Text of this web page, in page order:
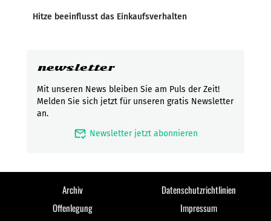
Hitze beeinflusst das Einkaufsverhalten
newsletter
Mit unseren News bleiben Sie am Puls der Zeit!
Melden Sie sich jetzt für unseren gratis Newsletter
an.
mark_email_read Newsletter jetzt abonnieren
Archiv
Datenschutzrichtlinien
Offenlegung
Impressum